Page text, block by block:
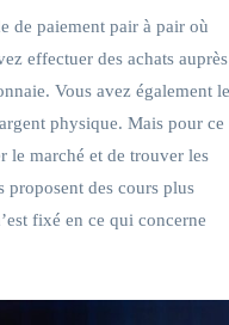
de paiement pair à pair où
effectuer des achats auprès
Vous avez également le
physique. Mais pour ce
le marché et de trouver les
proposent des cours plus
fixé en ce qui concerne